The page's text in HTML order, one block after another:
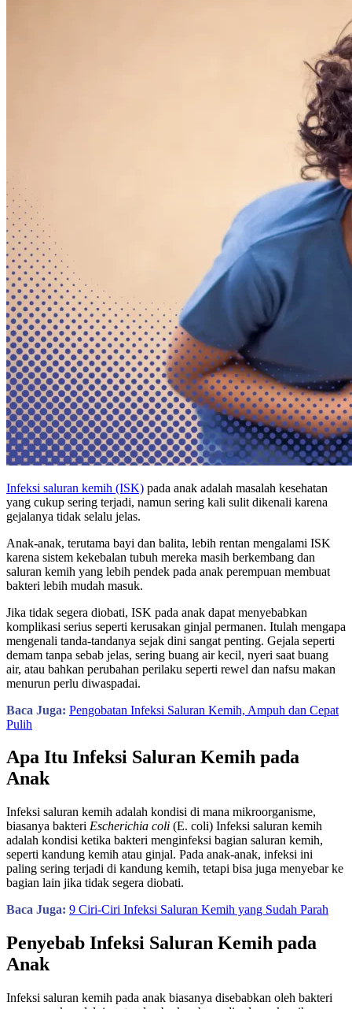
Infeksi saluran kemih (ISK) pada anak adalah masalah kesehatan
yang cukup sering terjadi, namun sering kali sulit dikenali karena
gejalanya tidak selalu jelas.
Anak-anak, terutama bayi dan balita, lebih rentan mengalami ISK
karena sistem kekebalan tubuh mereka masih berkembang dan
saluran kemih yang lebih pendek pada anak perempuan membuat
bakteri lebih mudah masuk.
Jika tidak segera diobati, ISK pada anak dapat menyebabkan
komplikasi serius seperti kerusakan ginjal permanen. Itulah mengapa
mengenali tanda-tandanya sejak dini sangat penting. Gejala seperti
demam tanpa sebab jelas, sering buang air kecil, nyeri saat buang
air, atau bahkan perubahan perilaku seperti rewel dan nafsu makan
menurun perlu diwaspadai.
Baca Juga: Pengobatan Infeksi Saluran Kemih, Ampuh dan Cepat
Pulih
Apa Itu Infeksi Saluran Kemih pada
Anak
Infeksi saluran kemih adalah kondisi di mana mikroorganisme,
biasanya bakteri Escherichia coli (E. coli) Infeksi saluran kemih
adalah kondisi ketika bakteri menginfeksi bagian saluran kemih,
seperti kandung kemih atau ginjal. Pada anak-anak, infeksi ini
paling sering terjadi di kandung kemih, tetapi bisa juga menyebar ke
bagian lain jika tidak segera diobati.
Baca Juga: 9 Ciri-Ciri Infeksi Saluran Kemih yang Sudah Parah
Penyebab Infeksi Saluran Kemih pada
Anak
Infeksi saluran kemih pada anak biasanya disebabkan oleh bakteri